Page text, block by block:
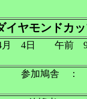
ヤモンド
日 午前 9
加鳩舎